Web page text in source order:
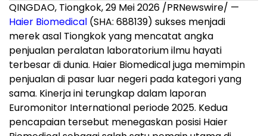
QINGDAO, Tiongkok, 29 Mei 2026 /PRNewswire/ —
Haier Biomedical (SHA: 688139) sukses menjadi
merek asal Tiongkok yang mencatat angka
penjualan peralatan laboratorium ilmu hayati
terbesar di dunia. Haier Biomedical juga memimpin
penjualan di pasar luar negeri pada kategori yang
sama. Kinerja ini terungkap dalam laporan
Euromonitor International periode 2025. Kedua
pencapaian tersebut menegaskan posisi Haier